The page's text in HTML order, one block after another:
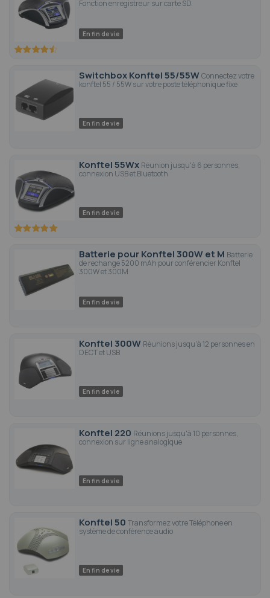
Fonction enregistreur sur carte SD.
90 100
En fin de vie
Switchbox Konftel 55/55WConnectez votre
konftel 55 / 55W sur votre poste téléphonique fixe
En fin de vie
Konftel 55Wx Réunion jusqu'à 6 personnes,
connexion USB et Bluetooth
100 100
En fin de vie
Batterie pour Konftel 300W et M Batterie
de rechange 5200 mAh pour conférencier Konftel
300W et 300M
En fin de vie
Konftel 300W Réunions jusqu'à 12 personnes en
DECT et USB
En fin de vie
Konftel 220 Réunions jusqu'à 10 personnes,
connexion sur ligne analogique
En fin de vie
Konftel 50 Transformez votre Téléphone en
système de conférence audio
En fin de vie